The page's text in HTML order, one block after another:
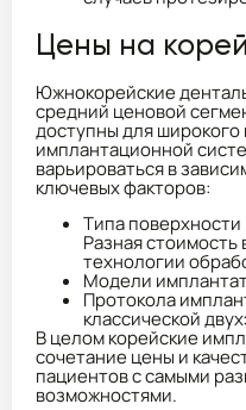
Цены на
Южнокорейские
средний ценовой
доступны для широкого
имплантационной
варьироваться в
ключевых факторов:
Типа поверхности
Разная стоимость
технологии
Модели
Протокола
классической
В целом корейские
сочетание цены и
пациентов с самыми
возможностями.